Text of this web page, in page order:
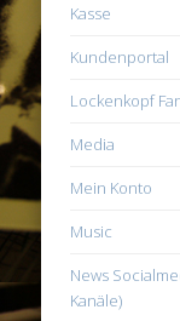
Kasse
Kundenportal
Lockenkopf
Media
Mein Konto
Music
News
Kanäle)